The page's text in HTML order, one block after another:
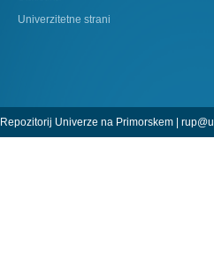
Univerzitetne strani
Repozitorij Univerze na Primorskem |